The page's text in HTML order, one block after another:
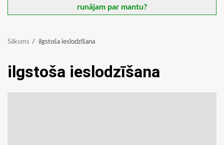
runājam par mantu?
Sākums ilgstoša ieslodzīšana
ilgstoša ieslodzīšana